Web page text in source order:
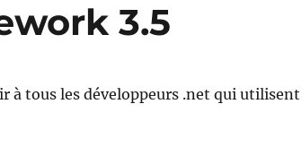
3.5
à tous les développeurs .net qui utilisent